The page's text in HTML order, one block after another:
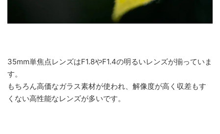
35mm単焦点レンズはF1.8やF1.4の明るいレンズが揃っていま
す。
もちろん高価なガラス素材が使われ、解像度が高く収差もす
くない高性能なレンズが多いです。